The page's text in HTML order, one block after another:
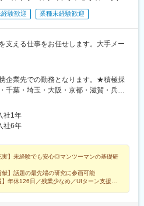
験歓迎 業種未経験歓迎
支える仕事をお任せします。大手メー
企業先での勤務となります。★積極採
千葉・埼玉・大阪・京都・滋賀・兵
地は希望を最大限考慮して決定しま
補助あり（月6万7000円まで会社補
方も、ご希望をお聞かせください！詳
ます。【配属先企業の一例】中外製薬
会社株式会社明治堺化学工業株式会社
株式会社 豊橋事業所ニプロファーマ株
ネカ株式会社DNPファインケミカル宇
究所東邦チタニウム株式会社高田製薬
社1年
社6年
】未経験でも安心◎マンツーマンの基礎研
】話題の最先端の研究に参画可能
年休126日／残業少なめ／UIターン支援充